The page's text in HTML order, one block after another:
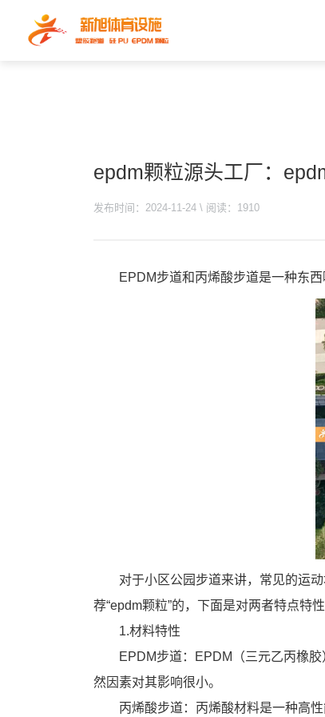
epdm颗粒源头工厂：
发布时间：2024-11-24 \ 阅读：1910
EPDM步道和丙烯酸步道是一种东
对于小区公园步道来讲，常见的运
荐“epdm颗粒”的，下面是对两者特点特
1.材料特性
EPDM步道：EPDM（三元乙丙橡
然因素对其影响很小。
丙烯酸步道：丙烯酸材料是一种高